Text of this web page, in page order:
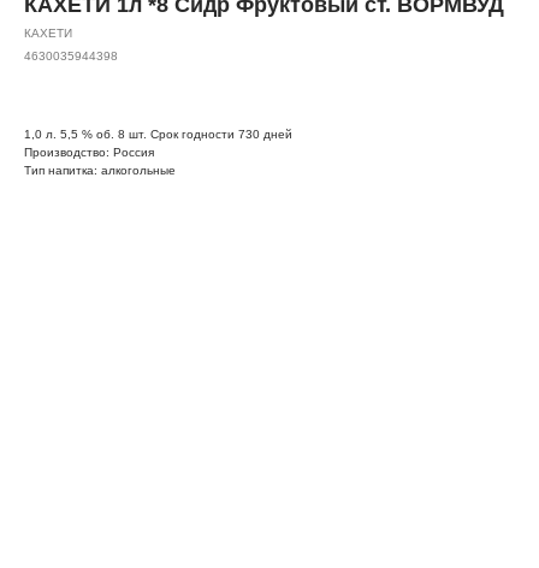
КАХЕТИ 1л *8 Сидр Фруктовый ст. ВОРМВУД
КАХЕТИ
4630035944398
1,0 л. 5,5 % об. 8 шт. Срок годности 730 дней
Производство: Россия
Тип напитка: алкогольные